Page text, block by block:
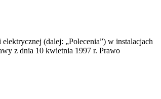
(dalej: „Polecenia”) w instalacjach
z dnia 10 kwietnia 1997 r. Prawo